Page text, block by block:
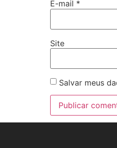
E-mail *
Site
Salvar meus